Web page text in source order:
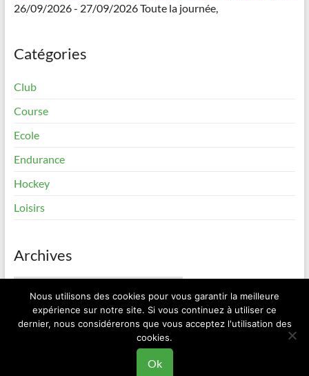
26/09/2026 - 27/09/2026 Toute la journée,
Catégories
Club
Course
Ecole
Endurance
Hockey
Loisirs
Archives
Archives
Elan Roller Sorinières. All rights reserved. Theme
Spacious
by ThemeGrill. Powered by:
Mentions Légales
Nous utilisons des cookies pour vous garantir la meilleure
expérience sur notre site. Si vous continuez à utiliser ce
dernier, nous considérerons que vous acceptez l'utilisation des
cookies.
Ok